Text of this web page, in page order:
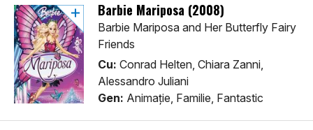
Barbie Mariposa (2008)
Barbie Mariposa and Her Butterfly Fairy
Friends
Cu: Conrad Helten, Chiara Zanni,
Alessandro Juliani
Gen: Animaţie, Familie, Fantastic